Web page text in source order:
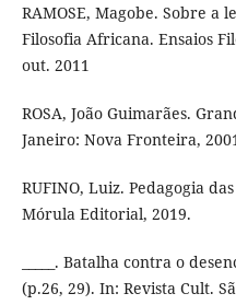
RAMOSE, Magobe. Sobre a
Filosofia Africana. Ensaios
out. 2011
ROSA, João Guimarães.
Janeiro: Nova Fronteira,
RUFINO, Luiz. Pedagogia
Mórula Editorial, 2019.
_____. Batalha contra o
(p.26, 29). In: Revista Cult.